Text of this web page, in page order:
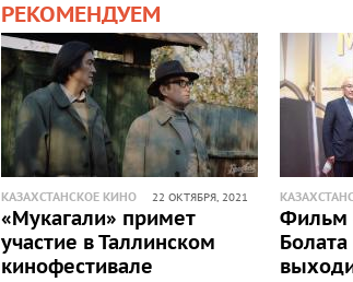
РЕКОМЕНДУЕМ
КАЗАХСТАНСКОЕ КИНО 22 ОКТЯБРЯ, 2021
«Мукагали» примет
участие в Таллинском
кинофестивале
Фильм